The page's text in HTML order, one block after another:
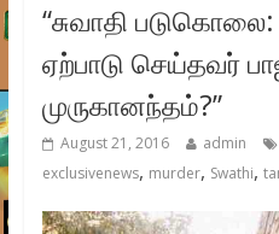
“சுவாதி
ஏற்பாடு செய்தவர்
முருகானந்தம்?”
August 21, 2016 admin
exclusivenews, murder, Swathi,